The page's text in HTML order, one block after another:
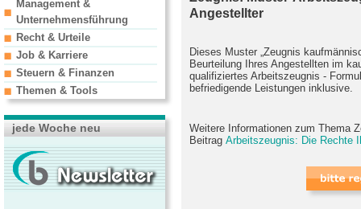
Angestellter
Dieses Muster „Zeugnis
Beurteilung Ihres Angestellten im
qualifiziertes Arbeitszeugnis -
befriedigende Leistungen inklusive.
Weitere Informationen zum Thema
Beitrag Arbeitszeugnis: Die Rechte
Management &
Unternehmensführung
Recht & Urteile
Job & Karriere
Steuern & Finanzen
Themen & Tools
jede Woche neu